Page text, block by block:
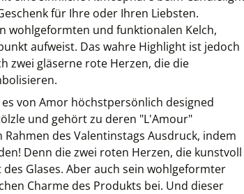
für Ihre oder Ihren Liebsten.
wohlgeformten und funktionalen Kelch,
aufweist. Das wahre Highlight ist jedoch
zwei gläserne rote Herzen, die die
von Amor höchstpersönlich designed
und gehört zu deren "L'Amour"
des Valentinstags Ausdruck, indem
Denn die zwei roten Herzen, die kunstvoll
Glases. Aber auch sein wohlgeformter
Charme des Produkts bei. Und dieser